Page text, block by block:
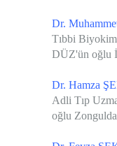
Dr.
Tıbbi
DÜZ'ün oğlu
Dr. Hamza
Adli Tıp
oğlu